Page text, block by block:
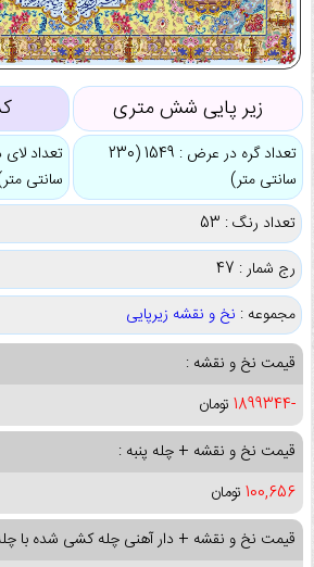
زیر پایی شش متری
تعداد گره در عرض : 1549 (230
سانتی متر)
سانتی
تعداد رنگ : 53
رج شمار : 47
مجموعه : نخ و نقشه زیرپایی
قیمت نخ و نقشه :
-1899344
تومان
قیمت نخ و نقشه + چله پنبه :
100,656 تومان
قیمت نخ و نقشه + دار آهنی چله کشی شده با